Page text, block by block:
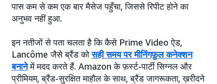
पास कम से कम एक बार मैसेज पहुँचा, जिससे रिपीट होने का
अनुभव नहीं हुआ.
इन नतीजों से पता चलता है कि कैसे Prime Video ऐड,
Lancôme जैसे ब्रैंड कोसही समय पर मीनिंगफ़ुल कनेक्शन
बनानेमें मदद करते हैं. Amazon के फ़र्स्ट-पार्टी सिग्नल और
प्रीमियम, ब्रैंड-सुरक्षित माहौल के साथ, ब्रैंड जागरूकता, ख़रीदने